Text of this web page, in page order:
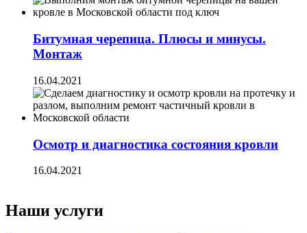
Битумная черепица. Плюсы и минусы.
Монтаж
16.04.2021
Осмотр и диагностика состояния кровли
16.04.2021
Наши услуги